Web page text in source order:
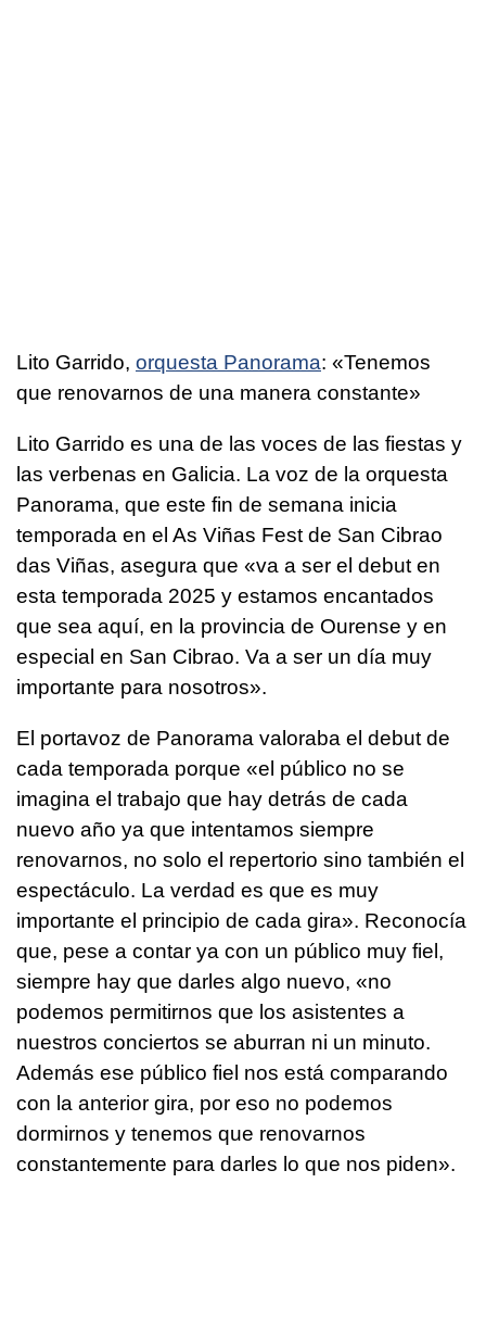
Lito Garrido, orquesta Panorama: «Tenemos
que renovarnos de una manera constante»
Lito Garrido es una de las voces de las fiestas y
las verbenas en Galicia. La voz de la orquesta
Panorama, que este fin de semana inicia
temporada en el As Viñas Fest de San Cibrao
das Viñas, asegura que «va a ser el debut en
esta temporada 2025 y estamos encantados
que sea aquí, en la provincia de Ourense y en
especial en San Cibrao. Va a ser un día muy
importante para nosotros».
El portavoz de Panorama valoraba el debut de
cada temporada porque «el público no se
imagina el trabajo que hay detrás de cada
nuevo año ya que intentamos siempre
renovarnos, no solo el repertorio sino también el
espectáculo. La verdad es que es muy
importante el principio de cada gira». Reconocía
que, pese a contar ya con un público muy fiel,
siempre hay que darles algo nuevo, «no
podemos permitirnos que los asistentes a
nuestros conciertos se aburran ni un minuto.
Además ese público fiel nos está comparando
con la anterior gira, por eso no podemos
dormirnos y tenemos que renovarnos
constantemente para darles lo que nos piden».